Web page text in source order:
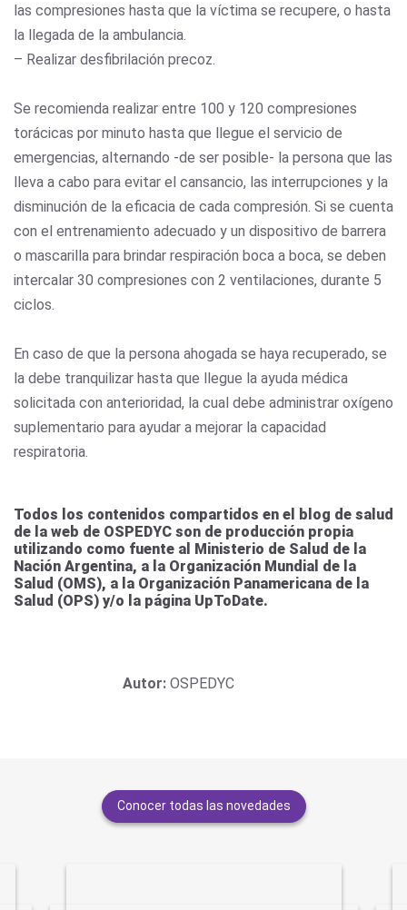
las compresiones hasta que la víctima se recupere, o hasta
la llegada de la ambulancia.
– Realizar desfibrilación precoz.
Se recomienda realizar entre 100 y 120 compresiones
torácicas por minuto hasta que llegue el servicio de
emergencias, alternando -de ser posible- la persona que las
lleva a cabo para evitar el cansancio, las interrupciones y la
disminución de la eficacia de cada compresión. Si se cuenta
con el entrenamiento adecuado y un dispositivo de barrera
o mascarilla para brindar respiración boca a boca, se deben
intercalar 30 compresiones con 2 ventilaciones, durante 5
ciclos.
En caso de que la persona ahogada se haya recuperado, se
la debe tranquilizar hasta que llegue la ayuda médica
solicitada con anterioridad, la cual debe administrar oxígeno
suplementario para ayudar a mejorar la capacidad
respiratoria.
Todos los contenidos compartidos en el blog de salud
de la web de OSPEDYC son de producción propia
utilizando como fuente al Ministerio de Salud de la
Nación Argentina, a la Organización Mundial de la
Salud (OMS), a la Organización Panamericana de la
Salud (OPS) y/o la página UpToDate.
Autor: OSPEDYC
Conocer todas las novedades